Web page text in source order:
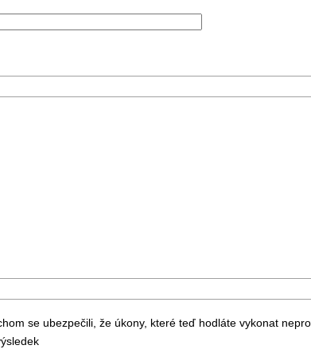
se ubezpečili, že úkony, které teď hodláte vykonat